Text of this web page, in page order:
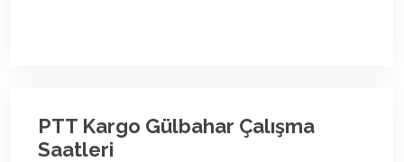
PTT Kargo Gülbahar Çalışma
Saatleri